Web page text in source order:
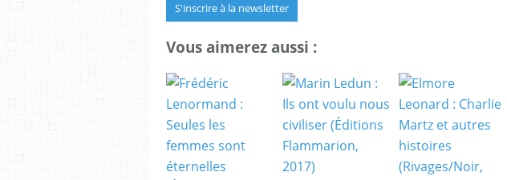
S'inscrire à la newsletter
Vous aimerez aussi :